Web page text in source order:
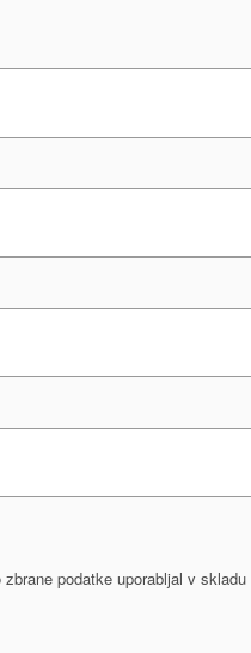
podatke uporabljal v